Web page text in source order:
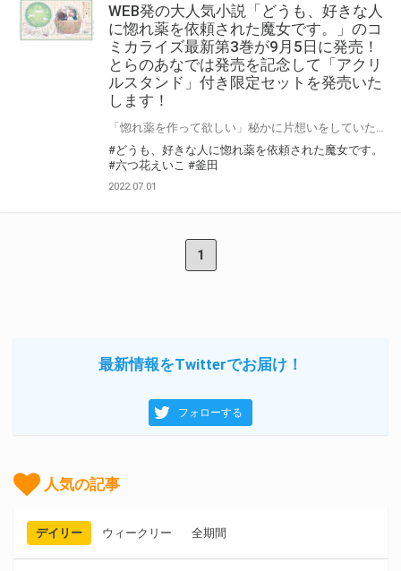
WEB発の大人気小説「どうも、好きな人
に惚れ薬を依頼された魔女です。」のコ
ミカライズ最新第3巻が9月5日に発売！
とらのあなでは発売を記念して「アクリ
ルスタンド」付き限定セットを発売いた
します！
#どうも、好きな人に惚れ薬を依頼された魔女です。
#六つ花えいこ #釜田
2022.07.01
1
最新情報をTwitterでお届け！
フォローする
人気の記事
デイリー ウィークリー 全期間